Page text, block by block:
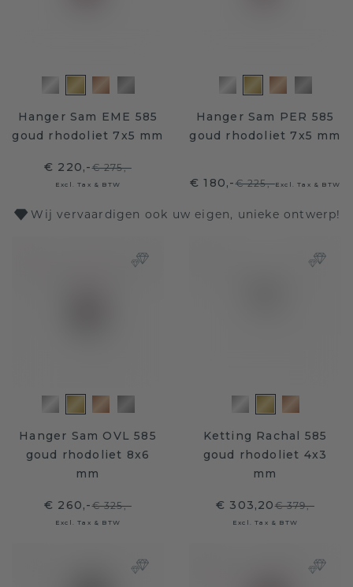
Hanger Sam EME 585
goud rhodoliet 7x5 mm
€ 220,-€ 275,-
Excl. Tax & BTW
Hanger Sam PER 585
goud rhodoliet 7x5 mm
€ 180,-€ 225,-Excl. Tax & BTW
Wij vervaardigen ook uw eigen, unieke ontwerp!
Hanger Sam OVL 585
goud rhodoliet 8x6
mm
€ 260,-€ 325,-
Excl. Tax & BTW
Ketting Rachal 585
goud rhodoliet 4x3
mm
€ 303,20€ 379,-
Excl. Tax & BTW